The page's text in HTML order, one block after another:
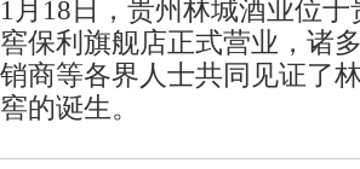
1月18日，贵州林城酒业位
窖保利旗舰店正式营业，诸
销商等各界人士共同见证了
窖的诞生。